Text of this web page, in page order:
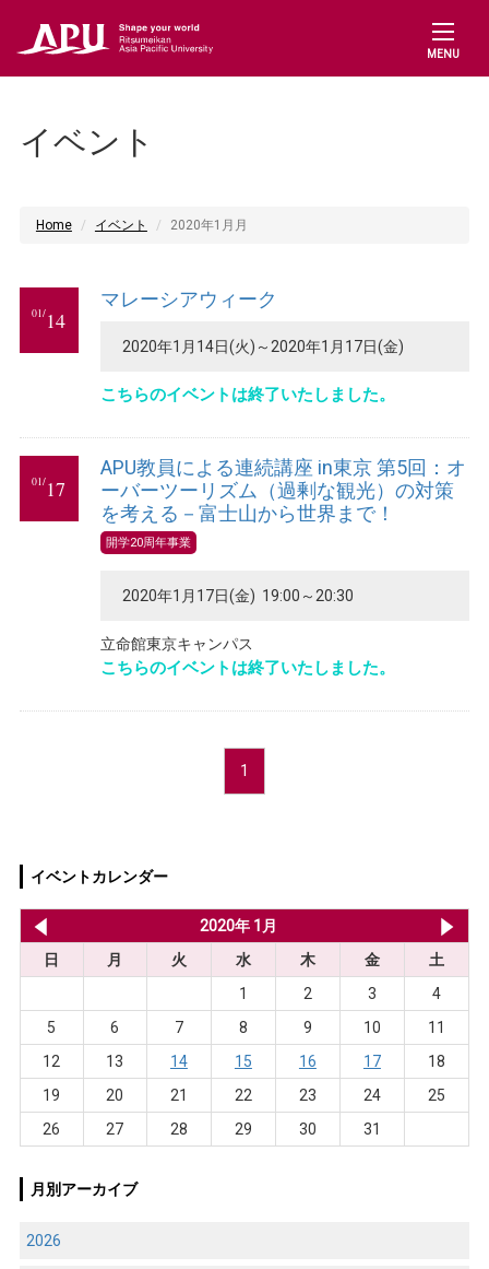
MENU
イベント
Home イベント 2020年1月月
01/14
マレーシアウィーク
2020年1月14日(火)～2020年1月17日(金)
こちらのイベントは終了いたしました。
01/17
APU教員による連続講座 in東京 第5回：オ
ーバーツーリズム（過剰な観光）の対策
を考える－富士山から世界まで！
開学20周年事業
2020年1月17日(金) 19:00～20:30
立命館東京キャンパス
こちらのイベントは終了いたしました。
1
イベントカレンダー
2020年 1月
日
月 火 水 木 金
土
1
2 3
4
5
6 7 8 9 10
11
12
13 14 15 16 17
18
19
20 21 22 23 24
25
26
27 28 29 30 31
月別アーカイブ
2026